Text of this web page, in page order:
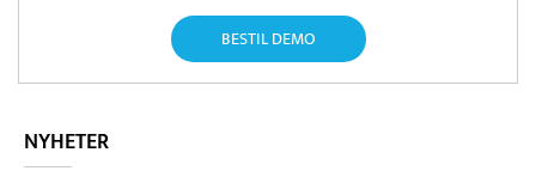
BESTIL DEMO
NYHETER